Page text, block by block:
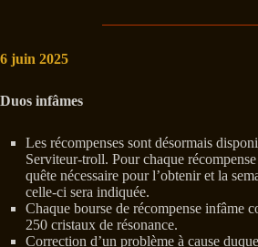
6 juin 2025
Duos infâmes
Les récompenses sont désormais
Serviteur-troll. Pour chaque
quête nécessaire pour l’obtenir et la
celle-ci sera indiquée.
Chaque bourse de récompense infâme
250 cristaux de résonance.
Correction d’un problème à cause